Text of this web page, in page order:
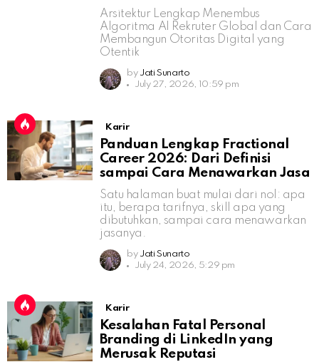
Arsitektur Lengkap Menembus
Algoritma AI Rekruter Global dan Cara
Membangun Otoritas Digital yang
Otentik
by Jati Sunarto
July 27, 2026, 10:59 pm
Karir
Panduan Lengkap Fractional
Career 2026: Dari Definisi
sampai Cara Menawarkan Jasa
Satu halaman buat mulai dari nol: apa
itu, berapa tarifnya, skill apa yang
dibutuhkan, sampai cara menawarkan
jasanya.
by Jati Sunarto
July 24, 2026, 5:29 pm
Karir
Kesalahan Fatal Personal
Branding di LinkedIn yang
Merusak Reputasi